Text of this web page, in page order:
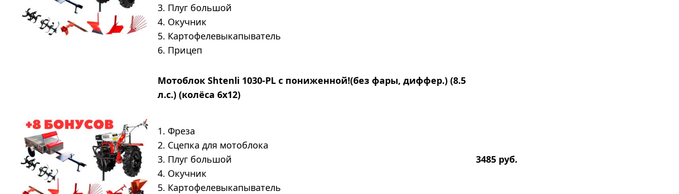
3. Плуг большой
4. Окучник
5. Картофелевыкапыватель
6. Прицеп
Мотоблок Shtenli 1030-PL с пониженной!(без фары, диффер.) (8.5
л.с.) (колёса 6х12)
1. Фреза
2. Сцепка для мотоблока
3. Плуг большой
4. Окучник
5. Картофелевыкапыватель
3485 руб.